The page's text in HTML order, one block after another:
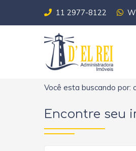
11 2977-8122
Você esta buscando por:
Encontre seu